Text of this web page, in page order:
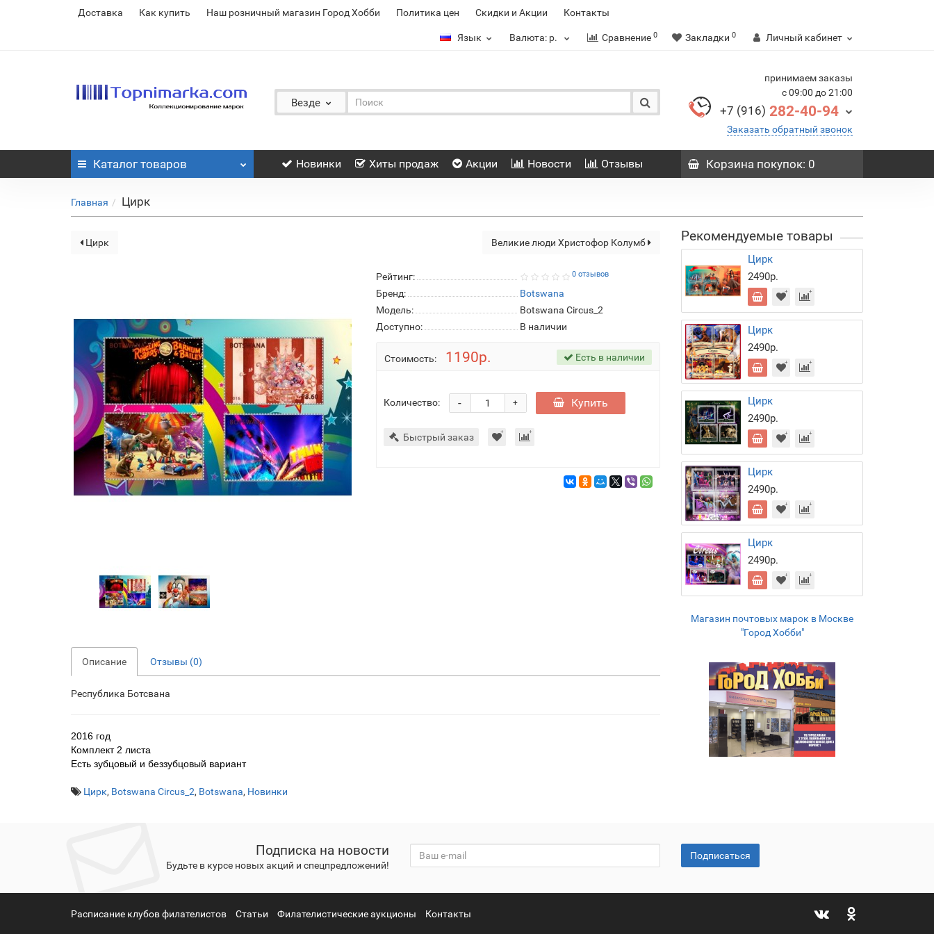
Доставка Как купить Наш розничный магазин Город Хобби Политика цен Скидки и Акции Контакты
Язык Валюта: р. Сравнение 0 Закладки 0 Личный кабинет
Везде
принимаем заказы
с 09:00 до 21:00
+7 (916) 282-40-94
Заказать обратный звонок
Каталог товаров Новинки Хиты продаж Акции Новости Отзывы Корзинапокупок: 0
Главная Цирк
Цирк Великие люди Христофор Колумб
Рейтинг: 0 отзывов
Бренд:
Botswana
Модель:
Botswana Circus_2
Доступно:
В наличии
Стоимость: 1190р. Есть в наличии
Количество: +
- Купить
Быстрый заказ
Описание Отзывы (0)
Республика Ботсвана
2016 год
Комплект 2 листа
Есть зубцовый и беззубцовый вариант
Цирк, Botswana Circus_2, Botswana, Новинки
Рекомендуемые товары
Цирк
2490р.
Цирк
2490р.
Цирк
2490р.
Цирк
2490р.
Цирк
2490р.
Магазин почтовых марок в Москве
"Город Хобби"
Подписка на новости
Будьте в курсе новых акций и спецпредложений!
Подписаться
Расписание клубов филателистов Статьи Филателистические аукционы Контакты